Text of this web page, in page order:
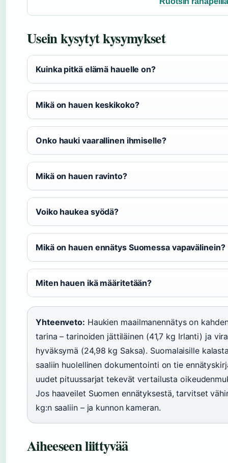
Usein kysytyt kysymykset
Kuinka pitkä elämä hauelle on?
Mikä on hauen keskikoko?
Onko hauki vaarallinen ihmiselle?
Mikä on hauen ravinto?
Voiko haukea syödä?
Mikä on hauen ennätys Suomessa vapavälinein?
Miten hauen ikä määritetään?
Yhteenveto: Haukien maailmanennätys on
tarina – tarinoiden jättiläinen (41,7 kg Irlanti) ja
hyväksymä (24,98 kg Saksa). Suomalaisille
saaliin huolellinen dokumentointi on tie
uudet pituussarjat tekevät vertailusta
Jos haaveilet Suomen ennätyksestä, tarvitset
kg:n saaliin – ja kunnon kameran.
Aiheeseen liittyvää